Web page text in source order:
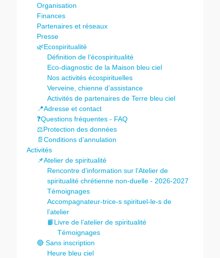
Organisation
Finances
Partenaires et réseaux
Presse
🌿Ecospiritualité
Définition de l’écospiritualité
Eco-diagnostic de la Maison bleu ciel
Nos activités écospirituelles
Verveine, chienne d’assistance
Activités de partenaires de Terre bleu ciel
📍Adresse et contact
❓Questions fréquentes - FAQ
⚖️Protection des données
📄Conditions d’annulation
Activités
📌Atelier de spiritualité
Rencontre d’information sur l’Atelier de
spiritualité chrétienne non-duelle - 2026-2027
Témoignages
Accompagnateur-trice-s spirituel-le-s de
l’atelier
📙Livre de l’atelier de spiritualité
Témoignages
🔵 Sans inscription
Heure bleu ciel